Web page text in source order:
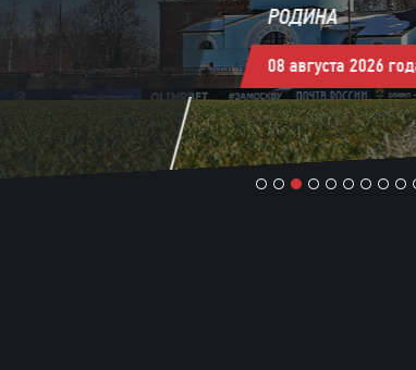
РОДИНА
08 августа 2026 года в 16:00
2 3 4 5 6 7 8 9 10